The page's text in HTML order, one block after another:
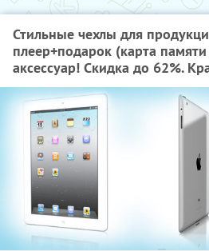
Стильные чехлы для
плеер+подарок (карта
аксессуар! Скидка до 62%.